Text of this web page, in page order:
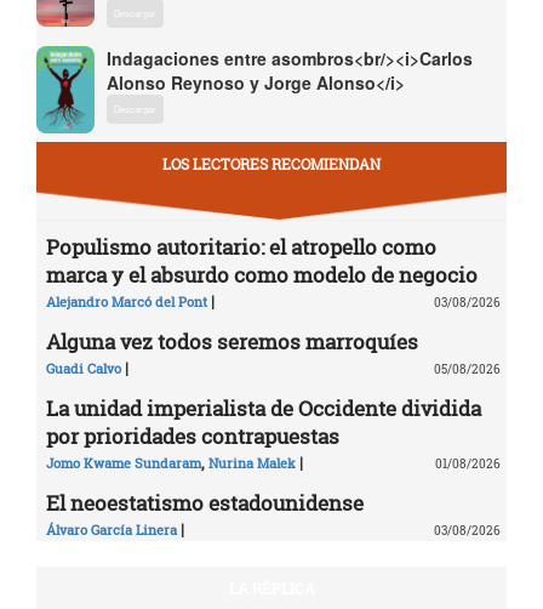
Descargar
Indagaciones entre asombros<br/><i>Carlos
Alonso Reynoso y Jorge Alonso</i>
Descargar
LOS LECTORES RECOMIENDAN
Populismo autoritario: el atropello como
marca y el absurdo como modelo de negocio
Alejandro Marcó del Pont | 03/08/2026
Alguna vez todos seremos marroquíes
Guadi Calvo | 05/08/2026
La unidad imperialista de Occidente dividida
por prioridades contrapuestas
Jomo Kwame Sundaram, Nurina Malek | 01/08/2026
El neoestatismo estadounidense
Álvaro García Linera | 03/08/2026